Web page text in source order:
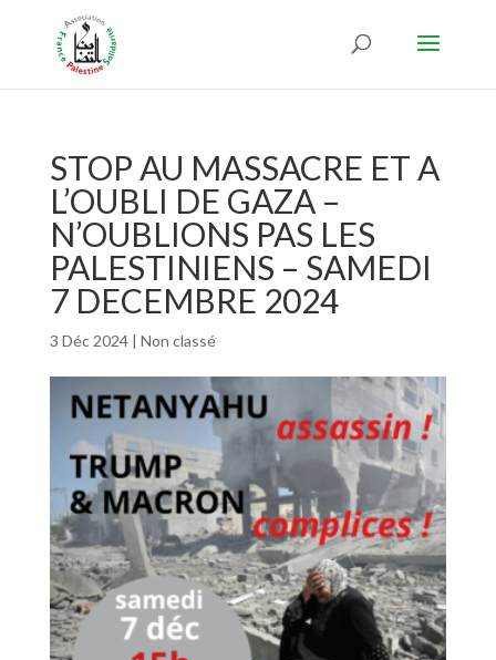
STOP AU MASSACRE ET A
L’OUBLI DE GAZA –
N’OUBLIONS PAS LES
PALESTINIENS – SAMEDI
7 DECEMBRE 2024
3 Déc 2024| Non classé